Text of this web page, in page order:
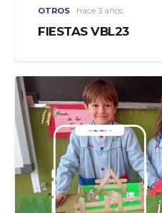
OTROS hace 3 años
FIESTAS VBL23